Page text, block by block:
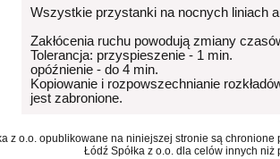
Wszystkie przystanki na nocnych liniach
Zakłócenia ruchu powodują zmiany
Tolerancja: przyspieszenie - 1 min.
opóźnienie - do 4 min.
Kopiowanie i rozpowszechnianie
jest zabronione.
z o.o. opublikowane na niniejszej stronie są
Łódź Spółka z o.o. dla celów innych niż